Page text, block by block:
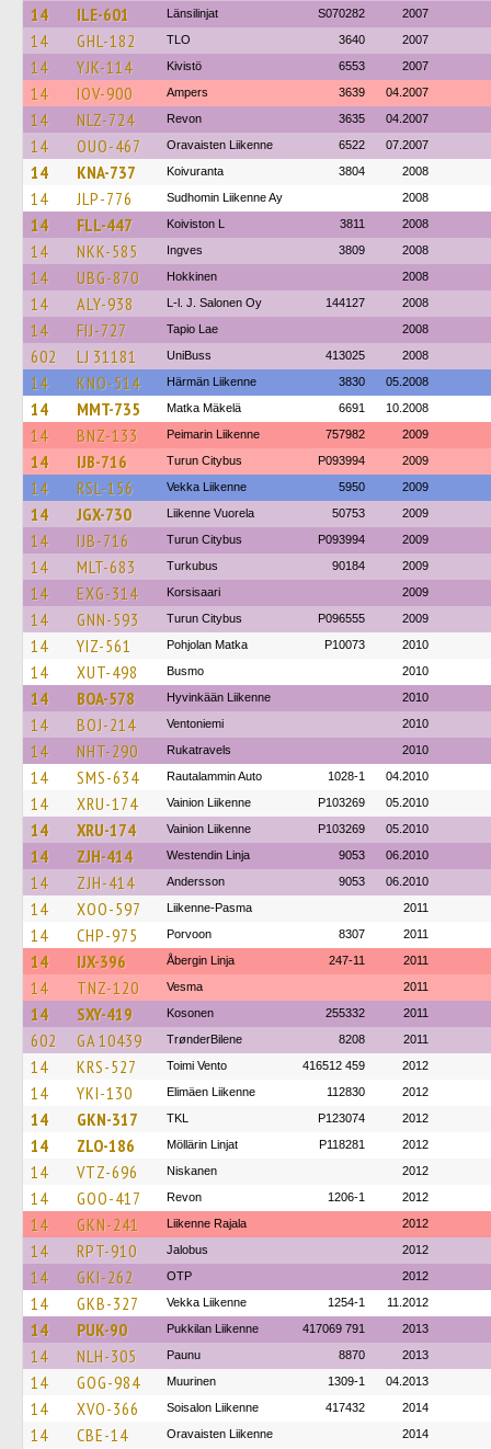
14 ILE-601 Länsilinjat S070282 2007
14 GHL-182 TLO 3640 2007
14 YJK-114 Kivistö 6553 2007
14 IOV-900 Ampers 3639 04.2007
14 NLZ-724 Revon 3635 04.2007
14 OUO-467 Oravaisten Liikenne 6522 07.2007
14 KNA-737 Koivuranta 3804 2008
14 JLP-776 Sudhomin Liikenne Ay 2008
14 FLL-447 Koiviston L 3811 2008
14 NKK-585 Ingves 3809 2008
14 UBG-870 Hokkinen 2008
14 ALY-938 L-l. J. Salonen Oy 144127 2008
14 FIJ-727 Tapio Lae 2008
602 LJ 31181 UniBuss 413025 2008
14 KNO-514 Härmän Liikenne 3830 05.2008
14 MMT-735 Matka Mäkelä 6691 10.2008
14 BNZ-133 Peimarin Liikenne 757982 2009
14 IJB-716 Turun Citybus P093994 2009
14 RSL-156 Vekka Liikenne 5950 2009
14 JGX-730 Liikenne Vuorela 50753 2009
14 IJB-716 Turun Citybus P093994 2009
14 MLT-683 Turkubus 90184 2009
14 EXG-314 Korsisaari 2009
14 GNN-593 Turun Citybus P096555 2009
14 YIZ-561 Pohjolan Matka P10073 2010
14 XUT-498 Busmo 2010
14 BOA-578 Hyvinkään Liikenne 2010
14 BOJ-214 Ventoniemi 2010
14 NHT-290 Rukatravels 2010
14 SMS-634 Rautalammin Auto 1028-1 04.2010
14 XRU-174 Vainion Liikenne P103269 05.2010
14 XRU-174 Vainion Liikenne P103269 05.2010
14 ZJH-414 Westendin Linja 9053 06.2010
14 ZJH-414 Andersson 9053 06.2010
14 XOO-597 Liikenne-Pasma 2011
14 CHP-975 Porvoon 8307 2011
14 IJX-396 Åbergin Linja 247-11 2011
14 TNZ-120 Vesma 2011
14 SXY-419 Kosonen 255332 2011
602 GA 10439 TrønderBilene 8208 2011
14 KRS-527 Toimi Vento 416512 459 2012
14 YKI-130 Elimäen Liikenne 112830 2012
14 GKN-317 TKL P123074 2012
14 ZLO-186 Möllärin Linjat P118281 2012
14 VTZ-696 Niskanen 2012
14 GOO-417 Revon 1206-1 2012
14 GKN-241 Liikenne Rajala 2012
14 RPT-910 Jalobus 2012
14 GKI-262 OTP 2012
14 GKB-327 Vekka Liikenne 1254-1 11.2012
14 PUK-90 Pukkilan Liikenne 417069 791 2013
14 NLH-305 Paunu 8870 2013
14 GOG-984 Muurinen 1309-1 04.2013
14 XVO-366 Soisalon Liikenne 417432 2014
14 CBE-14 Oravaisten Liikenne 2014